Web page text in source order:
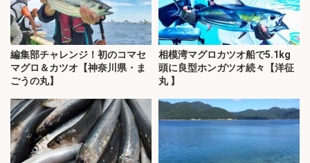
編集部チャレンジ！初のコマセ
マグロ＆カツオ【神奈川県・ま
ごうの丸】
相模湾マグロカツオ船で5.1kg
頭に良型ホンガツオ続々【洋征
丸 】